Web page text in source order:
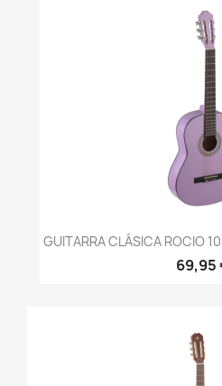
GUITARRA CLÁSICA ROCIO
69,95